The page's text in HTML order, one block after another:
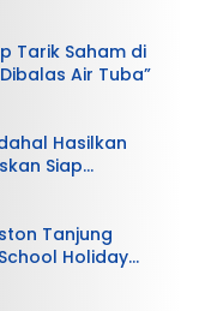
Tarik Saham di
Air Tuba”
Hasilkan
Siap
Tanjung
Holiday